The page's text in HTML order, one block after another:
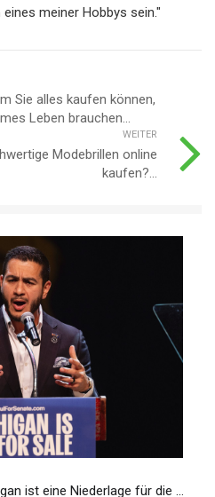
meiner Hobbys sein."
Sie alles kaufen können,
Leben brauchen...
WEITER
Modebrillen online
kaufen?...
ist eine Niederlage für die ...